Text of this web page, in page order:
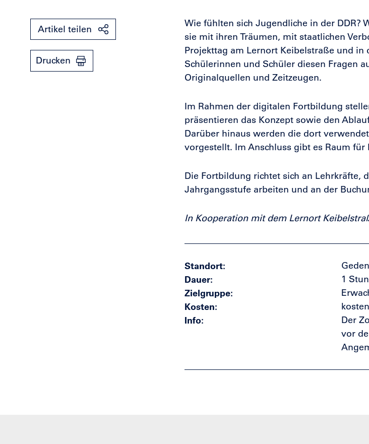
Artikel teilen
Drucken
Wie fühlten sich Jugendliche in der DDR?
sie mit ihren Träumen, mit staatlichen
Projekttag am Lernort Keibelstraße und in
Schülerinnen und Schüler diesen Fragen
Originalquellen und Zeitzeugen.
Im Rahmen der digitalen Fortbildung
präsentieren das Konzept sowie den
Darüber hinaus werden die dort
vorgestellt. Im Anschluss gibt es Raum für
Die Fortbildung richtet sich an Lehrkräfte,
Jahrgangsstufe arbeiten und an der
In Kooperation mit dem Lernort
Standort
Dauer 1
Zielgruppe
Kosten
Info
Der
vor